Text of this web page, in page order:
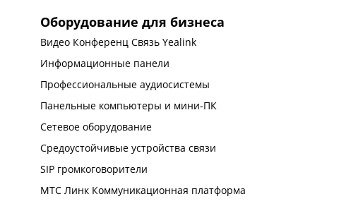
Оборудование для бизнеса
Видео Конференц Связь Yealink
Информационные панели
Профессиональные аудиосистемы
Панельные компьютеры и мини-ПК
Сетевое оборудование
Средоустойчивые устройства связи
SIP громкоговорители
МТС Линк Коммуникационная платформа